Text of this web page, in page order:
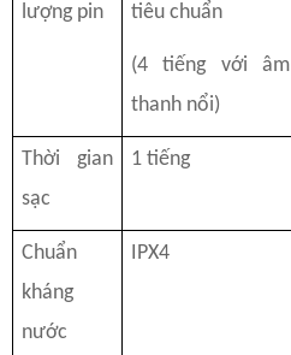
lượng pin
tiêu chuẩn
(4 tiếng với âm
thanh nổi)
Thời gian
sạc
1 tiếng
Chuẩn
kháng
nước
IPX4